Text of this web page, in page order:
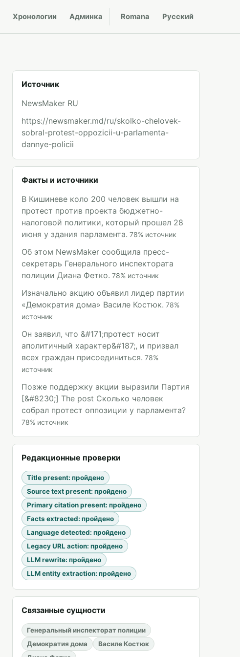
Хронологии Админка Romana Русский
Источник
NewsMaker RU
https://newsmaker.md/ru/skolko-chelovek-
sobral-protest-oppozicii-u-parlamenta-
dannye-policii
Факты и источники
В Кишиневе коло 200 человек вышли на
протест против проекта бюджетно-
налоговой политики, который прошел 28
июня у здания парламента. 78% источник
Об этом NewsMaker сообщила пресс-
секретарь Генерального инспектората
полиции Диана Фетко. 78% источник
Изначально акцию объявил лидер партии
«Демократия дома» Василе Костюк. 78%
источник
Он заявил, что &#171;протест носит
аполитичный характер&#187;, и призвал
всех граждан присоединиться. 78%
источник
Позже поддержку акции выразили Партия
[&#8230;] The post Сколько человек
собрал протест оппозиции у парламента?
78% источник
Редакционные проверки
Title present: пройдено
Source text present: пройдено
Primary citation present: пройдено
Facts extracted: пройдено
Language detected: пройдено
Legacy URL action: пройдено
LLM rewrite: пройдено
LLM entity extraction: пройдено
Связанные сущности
Генеральный инспекторат полиции
Демократия дома
Василе Костюк